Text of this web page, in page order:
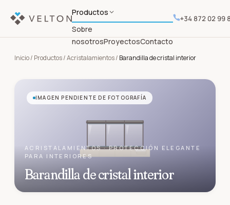
Productos
Sobre
nosotrosProyectosContacto
+34 872 02 99
Inicio/ Productos/Acristalamientos/ Barandilla de cristal interior
IMAGEN PENDIENTE DE FOTOGRAFÍA
ACRISTALAMIENTOS·PROTECCIÓN ELEGANTE
PARA INTERIORES
Barandilla de cristal interior